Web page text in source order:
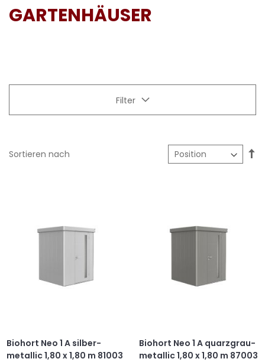
GARTENHÄUSER
Filter
Sortieren nach
Biohort Neo 1 A silber-
metallic 1,80 x 1,80 m 81003
Biohort Neo 1 A quarzgrau-
metallic 1,80 x 1,80 m 87003